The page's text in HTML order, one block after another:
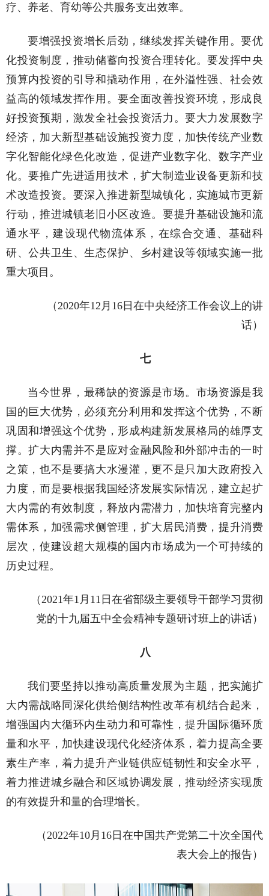
疗、养老、育幼等公共服务支出效率。
要增强投资增长后劲，继续发挥关键作用。要优
化投资制度，推动储蓄向投资合理转化。要发挥中央
预算内投资的引导和撬动作用，在外溢性强、社会效
益高的领域发挥作用。要全面改善投资环境，形成良
好投资预期，激发全社会投资活力。要大力发展数字
经济，加大新型基础设施投资力度，加快传统产业数
字化智能化绿色化改造，促进产业数字化、数字产业
化。要推广先进适用技术，扩大制造业设备更新和技
术改造投资。要深入推进新型城镇化，实施城市更新
行动，推进城镇老旧小区改造。要提升基础设施和流
通水平，建设现代物流体系，在综合交通、基础科
研、公共卫生、生态保护、乡村建设等领域实施一批
重大项目。
（2020年12月16日在中央经济工作会议上的讲
话）
七
当今世界，最稀缺的资源是市场。市场资源是我
国的巨大优势，必须充分利用和发挥这个优势，不断
巩固和增强这个优势，形成构建新发展格局的雄厚支
撑。扩大内需并不是应对金融风险和外部冲击的一时
之策，也不是要搞大水漫灌，更不是只加大政府投入
力度，而是要根据我国经济发展实际情况，建立起扩
大内需的有效制度，释放内需潜力，加快培育完整内
需体系，加强需求侧管理，扩大居民消费，提升消费
层次，使建设超大规模的国内市场成为一个可持续的
历史过程。
（2021年1月11日在省部级主要领导干部学习贯彻
党的十九届五中全会精神专题研讨班上的讲话）
八
我们要坚持以推动高质量发展为主题，把实施扩
大内需战略同深化供给侧结构性改革有机结合起来，
增强国内大循环内生动力和可靠性，提升国际循环质
量和水平，加快建设现代化经济体系，着力提高全要
素生产率，着力提升产业链供应链韧性和安全水平，
着力推进城乡融合和区域协调发展，推动经济实现质
的有效提升和量的合理增长。
（2022年10月16日在中国共产党第二十次全国代
表大会上的报告）